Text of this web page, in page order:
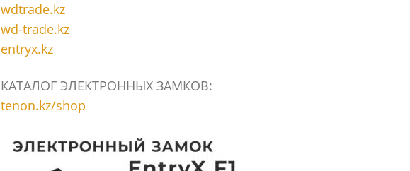
wdtrade.kz
wd-trade.kz
entryx.kz
КАТАЛОГ ЭЛЕКТРОННЫХ ЗАМКОВ:
tenon.kz/shop